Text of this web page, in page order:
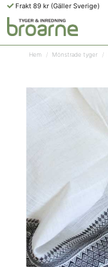
Frakt 89 kr (Gäller Sverige)
Hem Mönstrade tyger